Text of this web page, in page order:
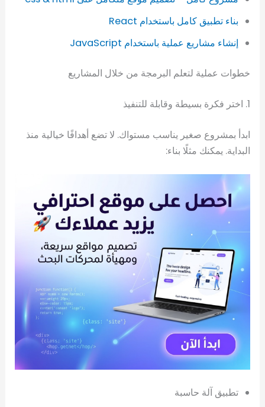
بناء تطبيق كامل باستخدام React
إنشاء مشاريع عملية باستخدام JavaScript
خطوات عملية لتعلم البرمجة من خلال المشاريع
1. اختر فكرة بسيطة وقابلة للتنفيذ
ابدأ بمشروع صغير يناسب مستواك. لا تضع أهدافًا خيالية منذ
البداية. يمكنك مثلًا بناء:
تطبيق آلة حاسبة